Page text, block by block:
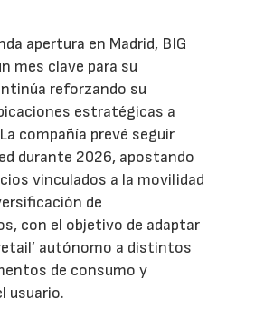
apertura en Madrid, BIG
mes clave para su
reforzando su
estratégicas a
compañía prevé seguir
durante 2026, apostando
vinculados a la movilidad
de
con el objetivo de adaptar
autónomo a distintos
de consumo y
usuario.